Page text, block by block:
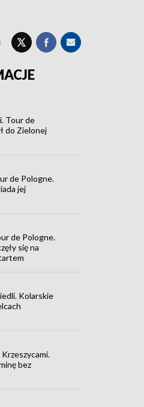
Tour de
do Zielonej
de Pologne.
jej
de Pologne.
się na
Kolarskie
Krzeszycami.
bez